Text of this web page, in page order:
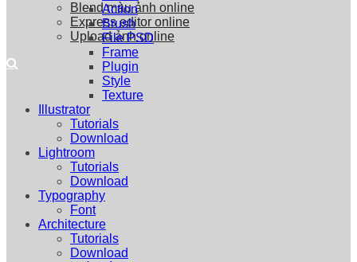
Blend màu ảnh online
Express editor online
Upload ảnh online
Action
Brush
File PSD
Frame
Plugin
Style
Texture
Illustrator
Tutorials
Download
Lightroom
Tutorials
Download
Typography
Font
Architecture
Tutorials
Download